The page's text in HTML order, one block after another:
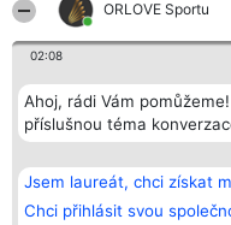
ORLOVE Sportu
02:08
Ahoj, rádi Vám
příslušnou téma
Jsem laureát, chci získat
Chci přihlásit svou
Bright Side Solutions sp. z o.
o. sp. k.
ul. Ruska 22
Wrocław 50-079